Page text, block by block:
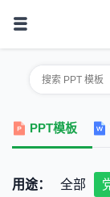
PPT模板
用途： 全部